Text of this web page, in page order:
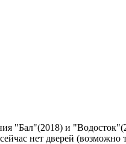
"Бал"(2018) и
нет дверей